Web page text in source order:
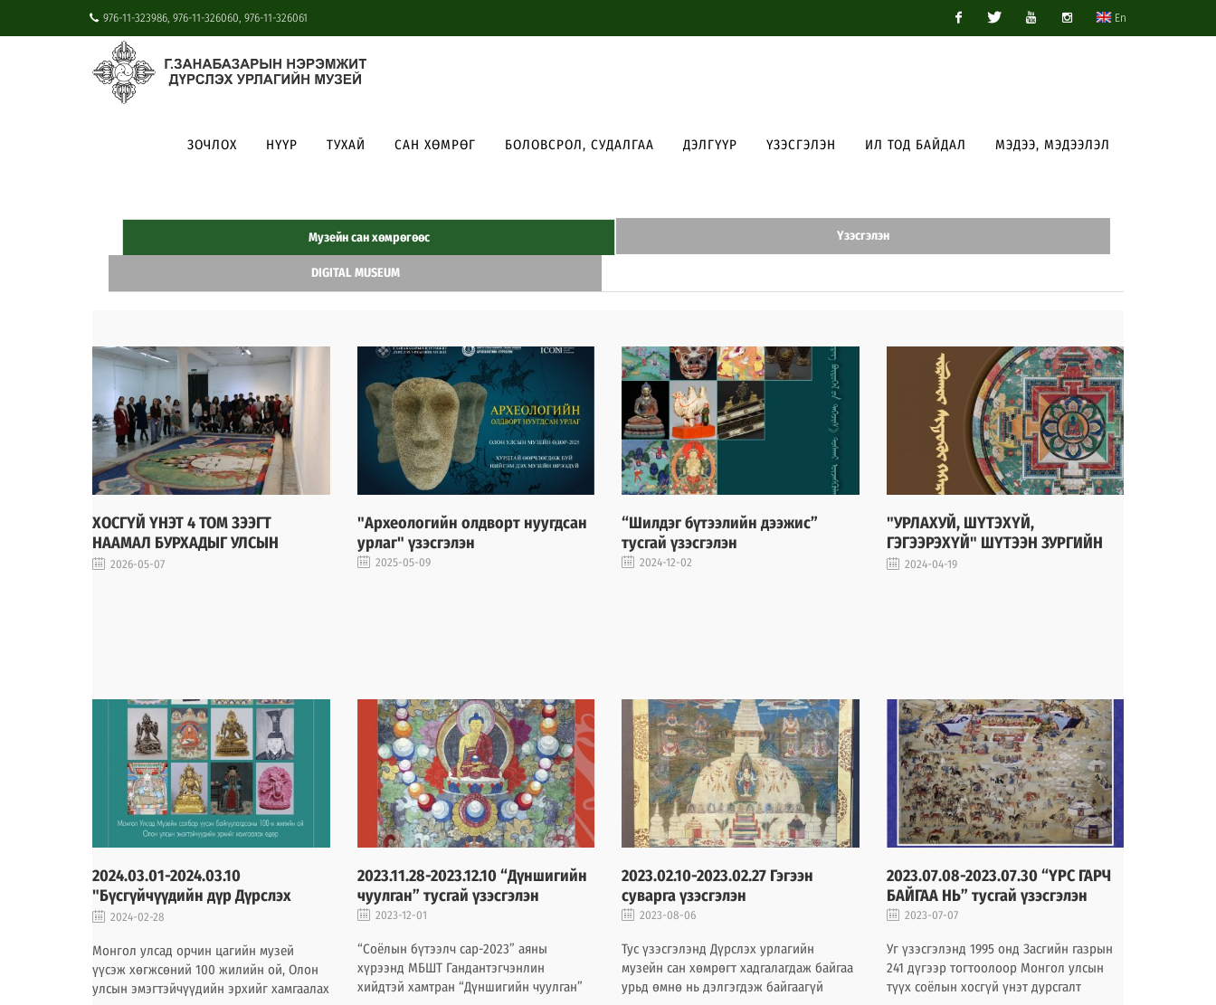
976-11-323986, 976-11-326060, 976-11-326061 En
ЗОЧЛОХ НҮҮР ТУХАЙ САН ХӨМРӨГ БОЛОВСРОЛ, СУДАЛГАА ДЭЛГҮҮР ҮЗЭСГЭЛЭН ИЛ ТОД БАЙДАЛ МЭДЭЭ, МЭДЭЭЛЭЛ
Музейн сан хөмрөгөөс Үзэсгэлэн
DIGITAL MUSEUM
ХОСГҮЙ ҮНЭТ 4 ТОМ ЗЭЭГТ
НААМАЛ БУРХАДЫГ УЛСЫН
ТООЛЛОГОД ХАМРУУЛЛА
2026-05-07
"Археологийн олдворт нуугдсан
урлаг" үзэсгэлэн
2025-05-09
“Шилдэг бүтээлийн дээжис”
тусгай үзэсгэлэн
2024-12-02
"УРЛАХУЙ, ШҮТЭХҮЙ,
ГЭГЭЭРЭХҮЙ" ШҮТЭЭН ЗУРГИЙН
ҮЗЭСГЭЛЭН
2024-04-19
2024.03.01-2024.03.10
"Бүсгүйчүүдийн дүр Дүрслэх
урлагт: Музейн үнэт цуглуулгаас”
2024-02-28
Монгол улсад орчин цагийн музей
үүсэж хөгжсөний 100 жилийн ой, Олон
улсын эмэгтэйчүүдийн эрхийг хамгаалах
2023.11.28-2023.12.10 “Дүншигийн
чуулган” тусгай үзэсгэлэн
2023-12-01
“Соёлын бүтээлч сар-2023” аяны
хүрээнд МБШТ Гандантэгчэнлин
хийдтэй хамтран “Дүншигийн чуулган”
2023.02.10-2023.02.27 Гэгээн
суварга үзэсгэлэн
2023-08-06
Тус үзэсгэлэнд Дүрслэх урлагийн
музейн сан хөмрөгт хадгалагдаж байгаа
урьд өмнө нь дэлгэгдэж байгаагүй
2023.07.08-2023.07.30 “ҮРС ГАРЧ
БАЙГАА НЬ” тусгай үзэсгэлэн
2023-07-07
Уг үзэсгэлэнд 1995 онд Засгийн газрын
241 дүгээр тогтоолоор Монгол улсын
түүх соёлын хосгүй үнэт дурсгалт